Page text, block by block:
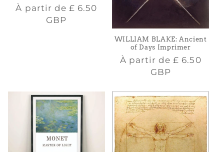
Prix
habituel
À partir de£ 6.50
GBP
WILLIAM BLAKE: Ancient
of Days Imprimer
Prix
habituel
À partir de£ 6.50
GBP